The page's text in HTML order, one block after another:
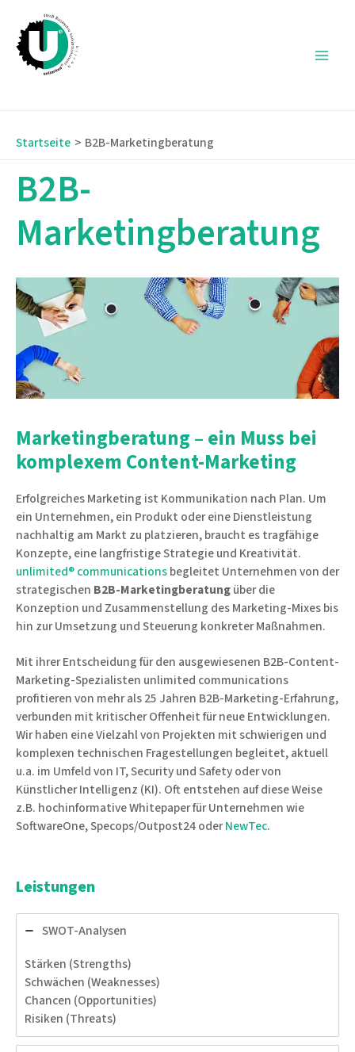
Inhalt
springen
Startseite B2B-Marketingberatung
B2B-
Marketingberatung
Marketingberatung – ein Muss bei
komplexem Content-Marketing
Erfolgreiches Marketing ist Kommunikation nach Plan. Um
ein Unternehmen, ein Produkt oder eine Dienstleistung
nachhaltig am Markt zu platzieren, braucht es tragfähige
Konzepte, eine langfristige Strategie und Kreativität.
unlimited® communicationsbegleitet Unternehmen von der
strategischen B2B-Marketingberatungüber die
Konzeption und Zusammenstellung des Marketing-Mixes bis
hin zur Umsetzung und Steuerung konkreter Maßnahmen.
Mit ihrer Entscheidung für den ausgewiesenen B2B-Content-
Marketing-Spezialisten unlimited communications
profitieren von mehr als 25 Jahren B2B-Marketing-Erfahrung,
verbunden mit kritischer Offenheit für neue Entwicklungen.
Wir haben eine Vielzahl von Projekten mit schwierigen und
komplexen technischen Fragestellungen begleitet, aktuell
u.a. im Umfeld von IT, Security und Safety oder von
Künstlicher Intelligenz (KI). Oft entstehen auf diese Weise
z.B. hochinformative Whitepaper für Unternehmen wie
SoftwareOne, Specops/Outpost24 oderNewTec.
Leistungen
SWOT-Analysen
Stärken (Strengths)
Schwächen (Weaknesses)
Chancen (Opportunities)
Risiken (Threats)